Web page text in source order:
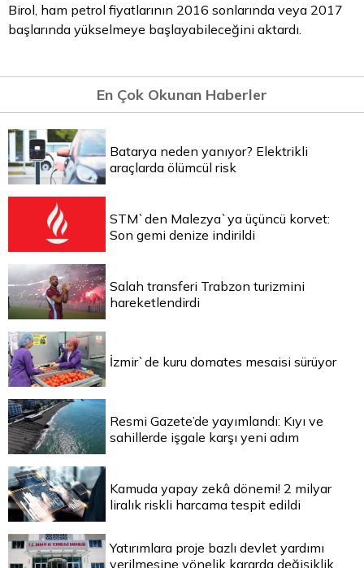
Birol, ham petrol fiyatlarının 2016 sonlarında veya 2017
başlarında yükselmeye başlayabileceğini aktardı.
En Çok Okunan Haberler
Batarya neden yanıyor? Elektrikli
araçlarda ölümcül risk
STM`den Malezya`ya üçüncü korvet:
Son gemi denize indirildi
Salah transferi Trabzon turizmini
hareketlendirdi
İzmir`de kuru domates mesaisi sürüyor
Resmi Gazete’de yayımlandı: Kıyı ve
sahillerde işgale karşı yeni adım
Kamuda yapay zekâ dönemi! 2 milyar
liralık riskli harcama tespit edildi
Yatırımlara proje bazlı devlet yardımı
verilmesine yönelik kararda değişiklik